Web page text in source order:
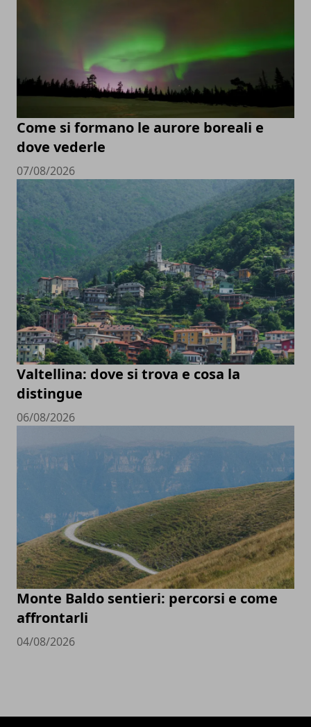
Come si formano le aurore boreali e
dove vederle
07/08/2026
Valtellina: dove si trova e cosa la
distingue
06/08/2026
Monte Baldo sentieri: percorsi e come
affrontarli
04/08/2026